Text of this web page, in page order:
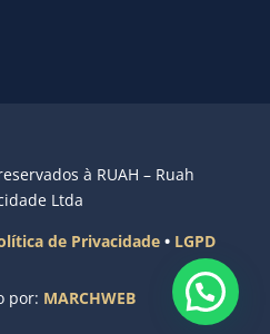
à RUAH – Ruah
Ltda
de Privacidade• LGPD
por: MARCHWEB